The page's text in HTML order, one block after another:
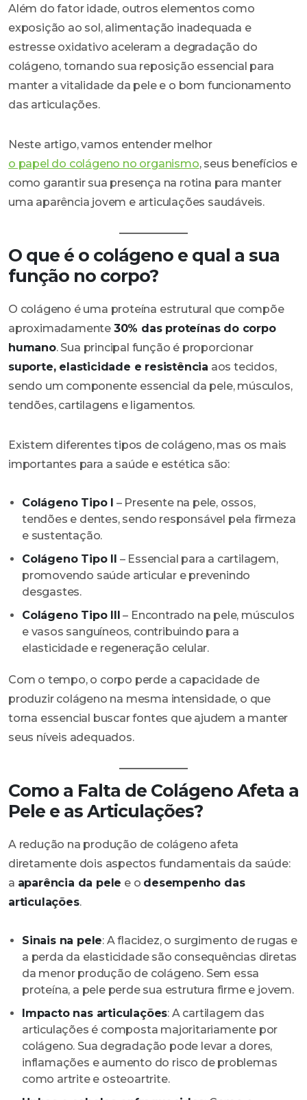
Além do fator idade, outros elementos como
exposição ao sol, alimentação inadequada e
estresse oxidativo aceleram a degradação do
colágeno, tornando sua reposição essencial para
manter a vitalidade da pele e o bom funcionamento
das articulações.
Neste artigo, vamos entender melhor
o papel do colágeno no organismo, seus benefícios e
como garantir sua presença na rotina para manter
uma aparência jovem e articulações saudáveis.
O que é o colágeno e qual a sua
função no corpo?
O colágeno é uma proteína estrutural que compõe
aproximadamente 30% das proteínas do corpo
humano. Sua principal função é proporcionar
suporte, elasticidade e resistência aos tecidos,
sendo um componente essencial da pele, músculos,
tendões, cartilagens e ligamentos.
Existem diferentes tipos de colágeno, mas os mais
importantes para a saúde e estética são:
Colágeno Tipo I – Presente na pele, ossos,
tendões e dentes, sendo responsável pela firmeza
e sustentação.
Colágeno Tipo II – Essencial para a cartilagem,
promovendo saúde articular e prevenindo
desgastes.
Colágeno Tipo III – Encontrado na pele, músculos
e vasos sanguíneos, contribuindo para a
elasticidade e regeneração celular.
Com o tempo, o corpo perde a capacidade de
produzir colágeno na mesma intensidade, o que
torna essencial buscar fontes que ajudem a manter
seus níveis adequados.
Como a Falta de Colágeno Afeta a
Pele e as Articulações?
A redução na produção de colágeno afeta
diretamente dois aspectos fundamentais da saúde:
a aparência da pele e o desempenho das
articulações.
Sinais na pele: A flacidez, o surgimento de rugas e
a perda da elasticidade são consequências diretas
da menor produção de colágeno. Sem essa
proteína, a pele perde sua estrutura firme e jovem.
Impacto nas articulações: A cartilagem das
articulações é composta majoritariamente por
colágeno. Sua degradação pode levar a dores,
inflamações e aumento do risco de problemas
como artrite e osteoartrite.